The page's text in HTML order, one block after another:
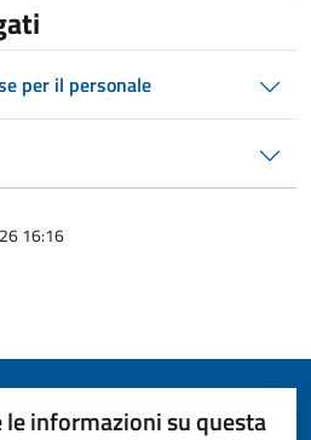
per il personale
16:16
informazioni su questa